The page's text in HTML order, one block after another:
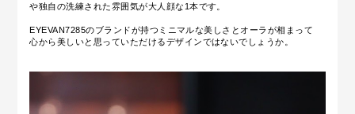
や独自の洗練された雰囲気が大人顔な1本です。
EYEVAN7285のブランドが持つミニマルな美しさとオーラが相まって
心から美しいと思っていただけるデザインではないでしょうか。